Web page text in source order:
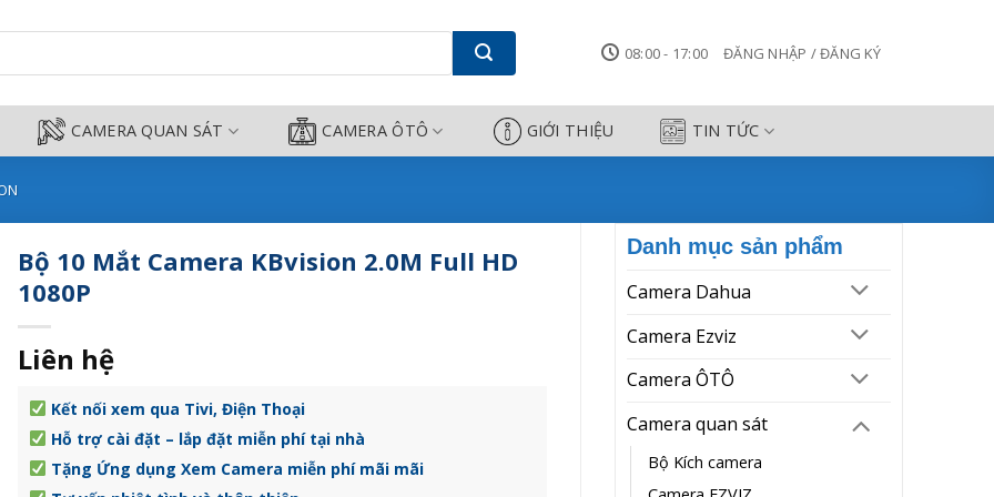
HD 1080P - Camera Công Thành
08:00 - 17:00 ĐĂNG NHẬP / ĐĂNG KÝ
CAMERA QUAN SÁT CAMERA ÔTÔ GIỚI THIỆU TIN TỨC
Danh mục sản phẩm
Camera Dahua
Camera Ezviz
Camera ÔTÔ
Camera quan sát
Bộ Kích camera
Bộ 10 Mắt Camera KBvision 2.0M Full HD
1080P
Liên hệ
Kết nối xem qua Tivi, Điện Thoại
Hỗ trợ cài đặt – lắp đặt miễn phí tại nhà
Tặng Ứng dụng Xem Camera miễn phí mãi mãi